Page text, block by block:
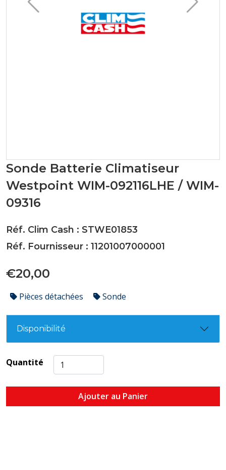
Sonde Batterie Climatiseur
Westpoint WIM-092116LHE / WIM-
09316
Réf. Clim Cash : STWE01853
Réf. Fournisseur : 11201007000001
€20,00
Pièces détachées Sonde
Disponibilité
Quantité
Ajouter au Panier